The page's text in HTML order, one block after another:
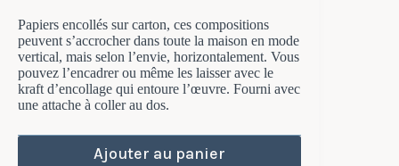
Papiers encollés sur carton, ces compositions
peuvent s’accrocher dans toute la maison en mode
vertical, mais selon l’envie, horizontalement. Vous
pouvez l’encadrer ou même les laisser avec le
kraft d’encollage qui entoure l’œuvre. Fourni avec
une attache à coller au dos.
Ajouter au panier